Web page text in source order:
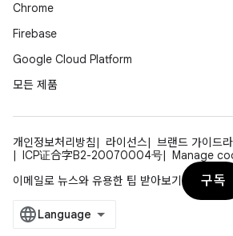
Chrome
Firebase
Google Cloud Platform
모든 제품
개인정보처리방침 라이선스
브랜드 가이드
ICP证合字B2-20070004号
Manage
이메일로 뉴스와 유용한 팁 받아보기
구독